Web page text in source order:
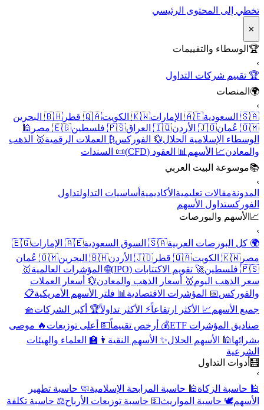
تخطي إلى المحتوى الرئيسي
✕
🏆الوسطاء والتقييمات
🏆 تقييم شركات التداول
🌍المنصات
🇸🇦 السعودية
🇦🇪 الإمارات 🇰🇼 الكويت 🇶🇦 قطر
🇧🇭 البحرين
🇴🇲 عُمان
🇯🇴 الأردن 🇮🇶 العراق 🇵🇸 فلسطين 🇪🇬 مصر
🕌
الوسطاء الإسلامية الحلال 💱 الفوركس ₿ العملات الرقمية🥇 الذهب
والمعادن📈 الأسهم📊 العقود (CFD)
📜 السندات
📚موسوعة البيت العربي
المدونةمقالات تعليميةالأكاديميةأساسيات التداولتداول
الفوركستداول الأسهم
📈الأسهم والبورصات
🌍 كل البورصات العربية🇸🇦 السوق السعودية 🇦🇪 الإمارات
🇪🇬
مصر 🇰🇼 الكويت 🇶🇦 قطر 🇯🇴 الأردن 🇧🇭 البحرين
🇴🇲 عُمان
🇵🇸 فلسطين
🚀 تقويم الاكتتابات (IPO) 🌐 المؤشرات العالمية🥇
سعر الذهب اليوم🥇 أسعار الذهب والمعادن💱 أسعار العملات
والفوركس 📅 المؤشرات الاقتصادية📊 فلتر الأسهم الأمريكية📋
جميع الأسهم📈 الأكثر ارتفاعاً⚡ الأكثر تداولاً🏆 أكبر الشركات🧺
صناديق المؤشرات ETF
💰 أرخص تقييماً💵 أعلى توزيعات🔥 موصى
بشرائها🕌 الأسهم الحلال ✨ الأسهم النقية👨‍🏫 العلماء والهيئات
الشرعية
🧮أدوات التداول
🕌 حاسبة الزكاة🕌 حاسبة المرابحة الإسلامية🧼 حاسبة تطهير
الأسهم🕊️ حاسبة المواريث💵 حاسبة توزيعات الأرباح⚖️ حاسبة تكلفة